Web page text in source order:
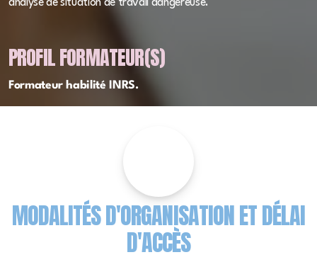
analyse de situation de travail dangereuse.
PROFIL FORMATEUR(S)
Formateur habilité INRS.
MODALITÉS D'ORGANISATION ET DÉLAI
D'ACCÈS
Demande de devis